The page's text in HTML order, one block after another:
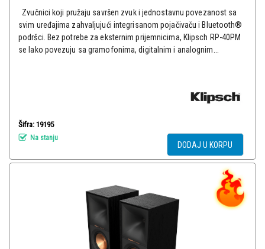
Zvučnici koji pružaju savršen zvuk i jednostavnu povezanost sa
svim uređajima zahvaljujući integrisanom pojačivaču i Bluetooth®
podršci. Bez potrebe za eksternim prijemnicima, Klipsch RP-40PM
se lako povezuju sa gramofonima, digitalnim i analognim...
Šifra: 19195
Na stanju
DODAJ U KORPU